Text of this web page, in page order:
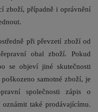
zboží, případně i oprávnění
při převzetí zboží od
obal zboží. Pokud
se objeví jiné skutečnosti
samotné zboží, je
společnosti zápis o
také prodávajícímu.